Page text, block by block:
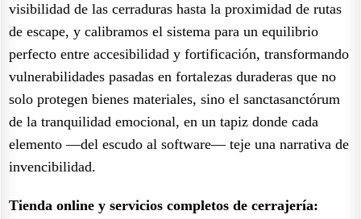
visibilidad de las cerraduras hasta la proximidad de rutas
de escape, y calibramos el sistema para un equilibrio
perfecto entre accesibilidad y fortificación, transformando
vulnerabilidades pasadas en fortalezas duraderas que no
solo protegen bienes materiales, sino el sanctasanctórum
de la tranquilidad emocional, en un tapiz donde cada
elemento —del escudo al software— teje una narrativa de
invencibilidad.
Tienda online y servicios completos de cerrajería: